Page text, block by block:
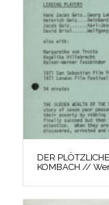
DER
KOMBACH //